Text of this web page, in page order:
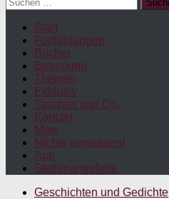
nach:
Start
Fortbildungen
Bücher
Betreuung
Themen
Exklusiv
Taschen und Co.
Kontakt
Maw
Nichts verpassen!
App
Stellenangebote
Geschichten und Gedichte